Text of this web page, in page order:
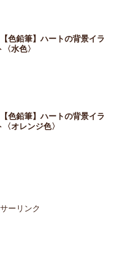
色鉛筆】ハートの背景イラ
〈水色〉
色鉛筆】ハートの背景イラ
〈オレンジ色〉
ーリンク